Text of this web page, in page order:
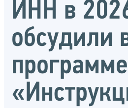
ИНН в
обсудили
программе